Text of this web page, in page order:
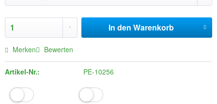
In den Warenkorb
Merken Bewerten
Artikel-Nr.: PE-10256